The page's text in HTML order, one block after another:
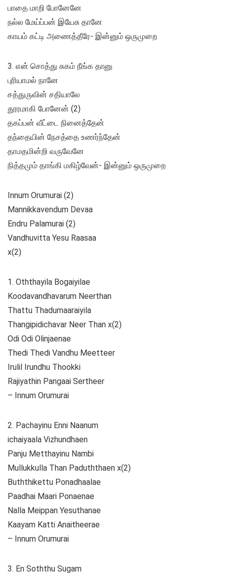
பாதை மாறி போனேனே
நல்ல மேய்ப்பன் இயேசு தானே
காயம் கட்டி அணைத்தீரே- இன்னும் ஒருமுறை
3. என் சொத்து சுகம் நீங்க தானு
புரியாமல் நானே
சத்துருவின் சதியாலே
தூரமாகி போனேன் (2)
தகப்பன் வீட்டை நினைத்தேன்
தந்தையின் நேசத்தை உணர்ந்தேன்
தாமதமின்றி வருவேனே
நித்தமும் தாங்கி மகிழ்வேன்- இன்னும் ஒருமுறை
Innum Orumurai (2)
Mannikkavendum Devaa
Endru Palamurai (2)
Vandhuvitta Yesu Raasaa
x(2)
1. Oththayila Bogaiyilae
Koodavandhavarum Neerthan
Thattu Thadumaaraiyila
Thangipidichavar Neer Than x(2)
Odi Odi Olinjaenae
Thedi Thedi Vandhu Meetteer
Irulil Irundhu Thookki
Rajiyathin Pangaai Sertheer
– Innum Orumurai
2. Pachayinu Enni Naanum
ichaiyaala Vizhundhaen
Panju Metthayinu Nambi
Mullukkulla Than Paduththaen x(2)
Buththikettu Ponadhaalae
Paadhai Maari Ponaenae
Nalla Meippan Yesuthanae
Kaayam Katti Anaitheerae
– Innum Orumurai
3. En Soththu Sugam